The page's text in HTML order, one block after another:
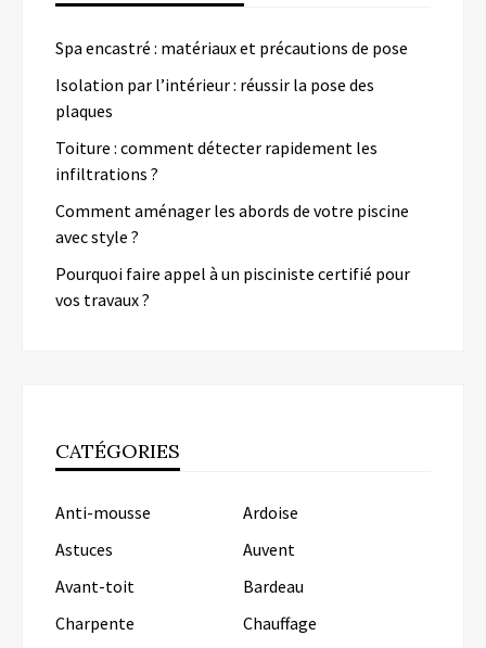
Spa encastré : matériaux et précautions de pose
Isolation par l’intérieur : réussir la pose des
plaques
Toiture : comment détecter rapidement les
infiltrations ?
Comment aménager les abords de votre piscine
avec style ?
Pourquoi faire appel à un pisciniste certifié pour
vos travaux ?
CATÉGORIES
Anti-mousse
Ardoise
Astuces
Auvent
Avant-toit
Bardeau
Charpente
Chauffage